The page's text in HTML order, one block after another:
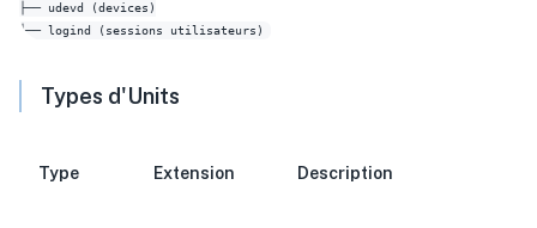
├── udevd (devices)
Types d'Units
Type Extension Description